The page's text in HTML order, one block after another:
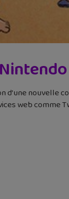
nouvelle
web comme